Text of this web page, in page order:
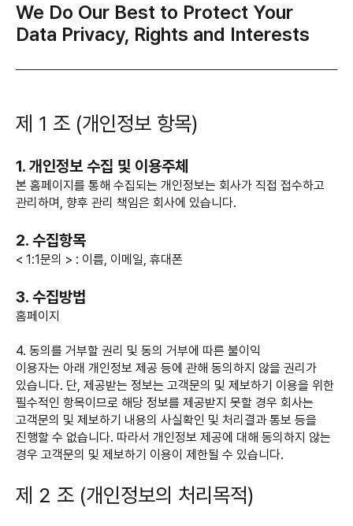
We Do Our Best to Protect Your
Data Privacy, Rights and Interests
제 1 조 (개인정보 항목)
1. 개인정보 수집 및 이용주체
본 홈페이지를 통해 수집되는 개인정보는 회사가 직접 접수하고
관리하며, 향후 관리 책임은 회사에 있습니다.
2. 수집항목
< 1:1문의 > : 이름, 이메일, 휴대폰
3. 수집방법
홈페이지
4. 동의를 거부할 권리 및 동의 거부에 따른 불이익
이용자는 아래 개인정보 제공 등에 관해 동의하지 않을 권리가
있습니다. 단, 제공받는 정보는 고객문의 및 제보하기 이용을 위한
필수적인 항목이므로 해당 정보를 제공받지 못할 경우 회사는
고객문의 및 제보하기 내용의 사실확인 및 처리결과 통보 등을
진행할 수 없습니다. 따라서 개인정보 제공에 대해 동의하지 않는
경우 고객문의 및 제보하기 이용이 제한될 수 있습니다.
제 2 조 (개인정보의 처리목적)